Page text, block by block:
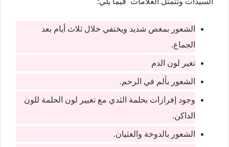
الشعور بمغص شديد ويختفي خلال ثلاث أيام بعد
الجماع.
تغير لون الدم
الشعور بألم في الرحم.
وجود إفرازات بحلمة الثدي مع تغيير لون الحلمة للون
الداكن.
الشعور بالدوخة والغثيان.